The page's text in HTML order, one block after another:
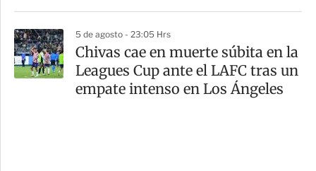
5 de agosto - 23:05 Hrs
Chivas cae en muerte súbita en la
Leagues Cup ante el LAFC tras un
empate intenso en Los Ángeles